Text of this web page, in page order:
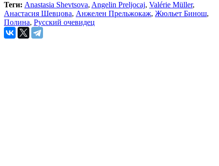
Теги: Anastasia Shevtsova, Angelin Preljocaj, Valérie Müller,
Анастасия Шевцова, Анжелен Прельжокаж, Жюльет Бинош,
Полина, Русский очевидец